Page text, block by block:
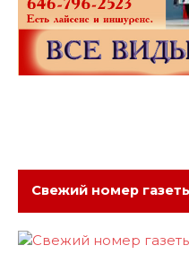
Свежий номер